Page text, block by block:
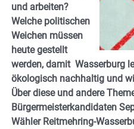
und arbeiten?
Welche politischen
Weichen müssen
heute gestellt
werden, damit Wasserburg
ökologisch nachhaltig und
Über diese und andere
Bürgermeisterkandidaten
Wähler Reitmehring-